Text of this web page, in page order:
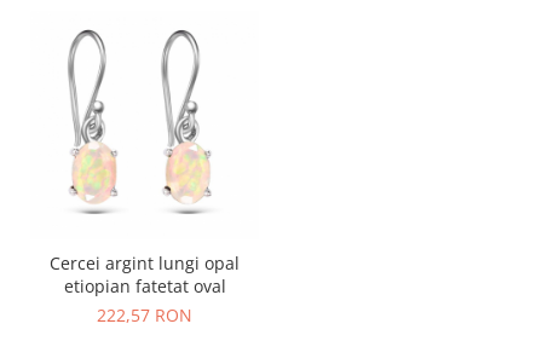
Cercei argint lungi opal
etiopian fatetat oval
222,57 RON